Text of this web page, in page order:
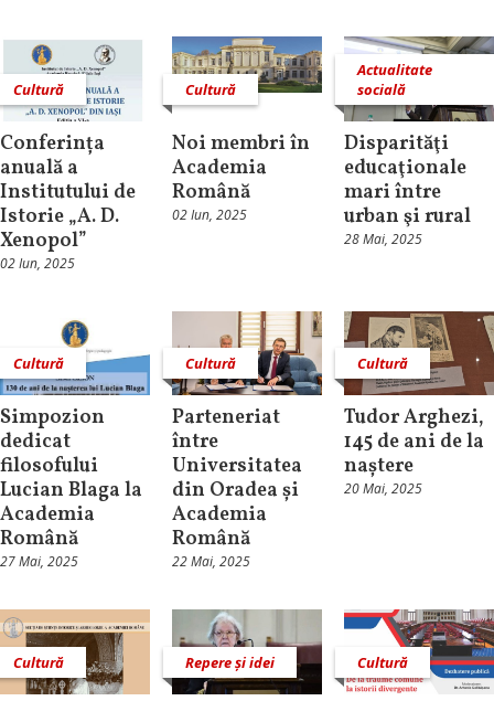
Cultură
Conferința
anuală a
Institutului de
Istorie „A. D.
Xenopol”
02 Iun, 2025
Cultură
Noi membri în
Academia
Română
02 Iun, 2025
Actualitate
socială
Disparităţi
educaţionale
mari între
urban şi rural
28 Mai, 2025
Cultură
Simpozion
dedicat
filosofului
Lucian Blaga la
Academia
Română
27 Mai, 2025
Cultură
Parteneriat
între
Universitatea
din Oradea și
Academia
Română
22 Mai, 2025
Cultură
Tudor Arghezi,
145 de ani de la
naștere
20 Mai, 2025
Cultură Repere și idei Cultură